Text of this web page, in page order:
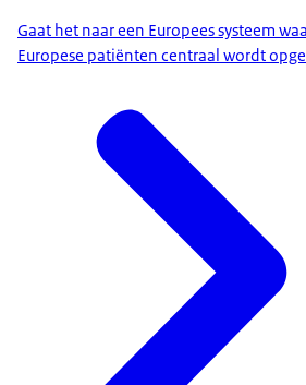
Gaat het naar een Europees systeem
Europese patiënten centraal wordt